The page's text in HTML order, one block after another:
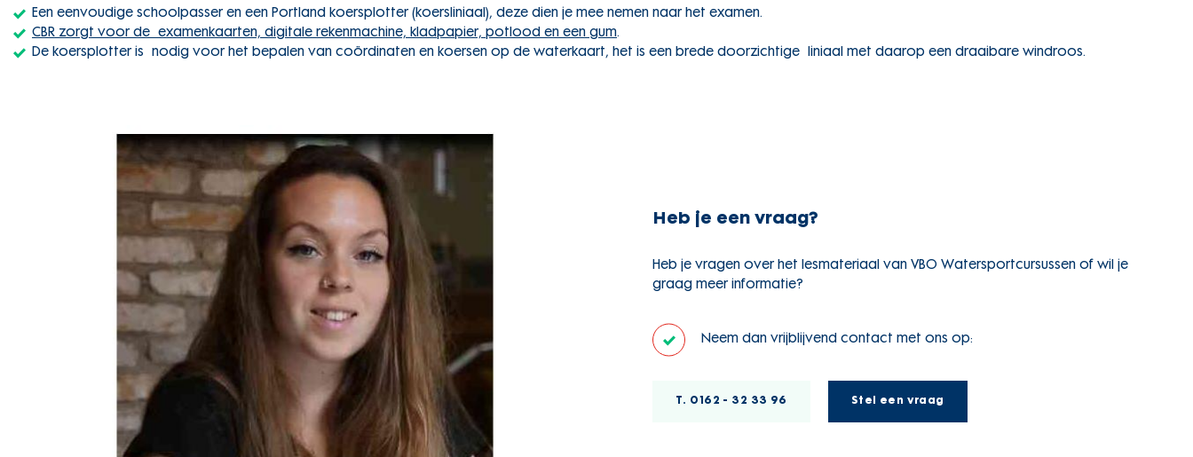
Een eenvoudige schoolpasser en een Portland koersplotter (koersliniaal), deze dien je mee nemen naar het examen.
CBR zorgt voor de examenkaarten, digitale rekenmachine, kladpapier, potlood en een gum.
De koersplotter is nodig voor het bepalen van coördinaten en koersen op de waterkaart, het is een brede doorzichtige liniaal met daarop een draaibare windroos.
Heb je een vraag?
Heb je vragen over het lesmateriaal van VBO Watersportcursussen of wil je
graag meer informatie?
Neem dan vrijblijvend contact met ons op:
T. 0162 - 32 33 96 Stel een vraag